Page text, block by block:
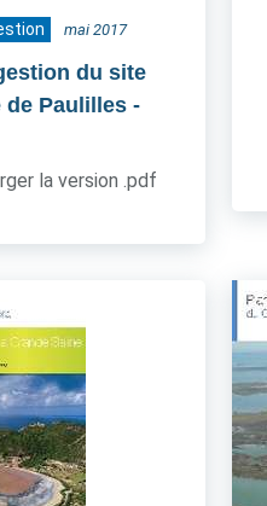
mai 2017
du site
de Paulilles -
la version .pdf